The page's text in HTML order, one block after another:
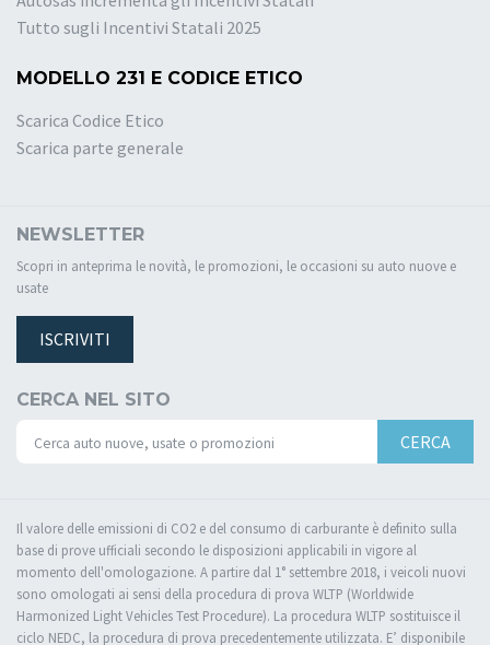
Tutto sugli Incentivi Statali 2025
MODELLO 231 E CODICE ETICO
Scarica Codice Etico
Scarica parte generale
NEWSLETTER
Scopri in anteprima le novità, le promozioni, le occasioni su auto nuove e
usate
ISCRIVITI
CERCA NEL SITO
CERCA
Il valore delle emissioni di CO2 e del consumo di carburante è definito sulla
base di prove ufficiali secondo le disposizioni applicabili in vigore al
momento dell'omologazione. A partire dal 1° settembre 2018, i veicoli nuovi
sono omologati ai sensi della procedura di prova WLTP (Worldwide
Harmonized Light Vehicles Test Procedure). La procedura WLTP sostituisce il
ciclo NEDC, la procedura di prova precedentemente utilizzata. E’ disponibile